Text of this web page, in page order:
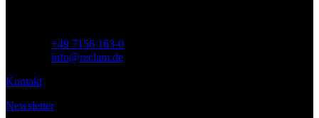
+49 7156 163-0
info@reclam.de
Kontakt
Newsletter